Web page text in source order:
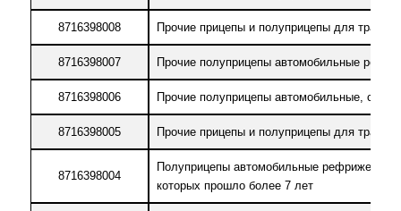
8716398008 Прочие прицепы и полуприцепы для
8716398007 Прочие полуприцепы автомобильные
8716398006 Прочие полуприцепы автомобильные, с
8716398005 Прочие прицепы и полуприцепы для
8716398004
Полуприцепы автомобильные
которых прошло более 7 лет